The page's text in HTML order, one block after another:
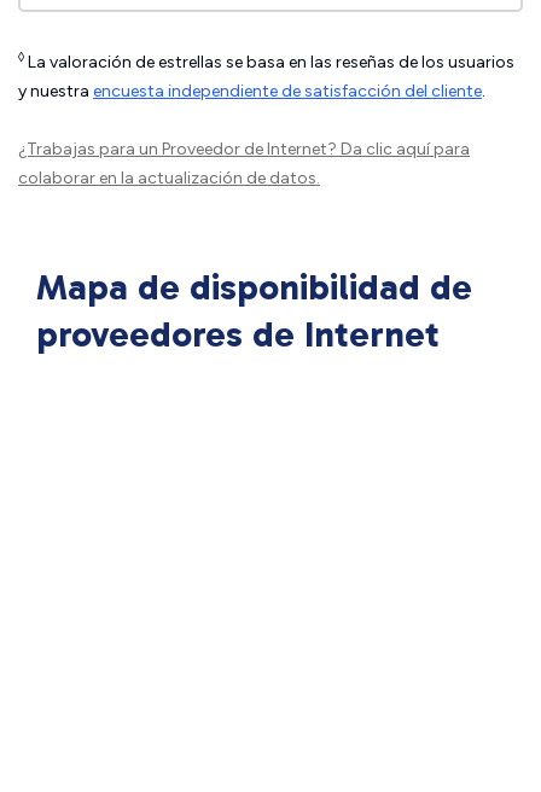
◊ La valoración de estrellas se basa en las reseñas de los usuarios
y nuestra encuesta independiente de satisfacción del cliente.
¿Trabajas para un Proveedor de Internet? Da clic aquípara
colaborar en la actualización de datos.
Mapa de disponibilidad de
proveedores de Internet